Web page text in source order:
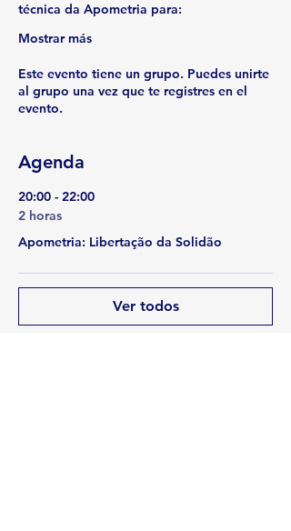
técnica da Apometria para:
Mostrar más
Este evento tiene un grupo. Puedes unirte
al grupo una vez que te registres en el
evento.
Agenda
20:00 - 22:00
2 horas
Apometria: Libertação da Solidão
Ver todos